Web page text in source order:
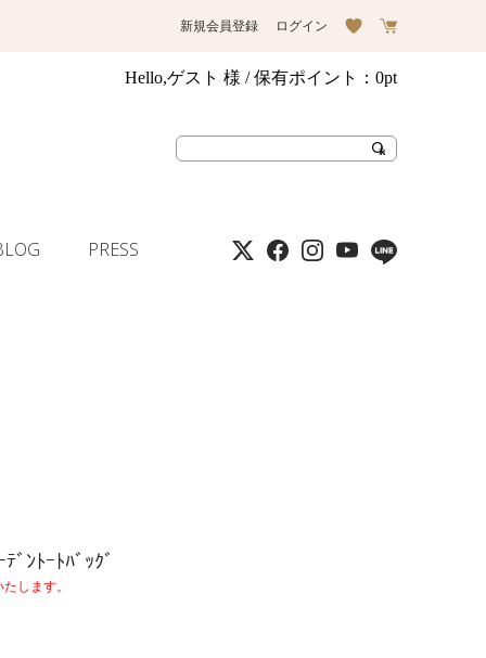
新規会員登録 ログイン
Hello,ゲスト 様 / 保有ポイント： 0pt
PRESS
ﾞﾝﾄｰﾄﾊﾞｯｸﾞ
します。